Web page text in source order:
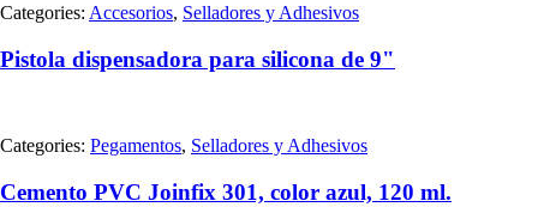
Categories: Accesorios, Selladores y Adhesivos
Pistola dispensadora para silicona de 9"
Categories: Pegamentos, Selladores y Adhesivos
Cemento PVC Joinfix 301, color azul, 120 ml.